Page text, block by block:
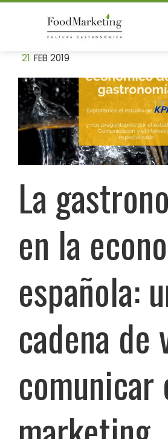
Skip
21 FEB 2019
La
en la
española:
cadena de
comunicar